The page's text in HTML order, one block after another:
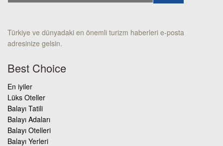
Türkiye ve dünyadaki en önemli turizm haberleri e-posta
adresinize gelsin.
Best Choice
En iyiler
Lüks Oteller
Balayı Tatili
Balayı Adaları
Balayı Otelleri
Balayı Yerleri